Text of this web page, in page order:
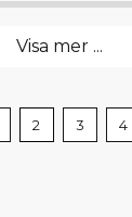
Visa mer ...
2 3 4